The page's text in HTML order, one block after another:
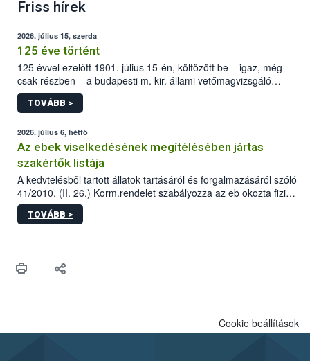
Friss hírek
2026. július 15, szerda
125 éve történt
125 évvel ezelőtt 1901. július 15-én, költözött be – igaz, még
csak részben – a budapesti m. kir. állami vetőmagvizsgáló
állomás a Kis Rókus utca 15. szám alatti, Czigler Győző által
tervezett új épületébe.
TOVÁBB >
2026. július 6, hétfő
Az ebek viselkedésének megítélésében jártas
szakértők listája
A kedvtelésből tartott állatok tartásáról és forgalmazásáról szóló
41/2010. (II. 26.) Korm.rendelet szabályozza az eb okozta fizikai
sérülés, illetve ennek veszélye keletkezésekor felmerülő
hatósági feladatokat, valamint a veszélyes eb tartását és annak
vonni az ebek viselkedésének megítélésében jártas szakértőt.
TOVÁBB >
Cookie beállítások